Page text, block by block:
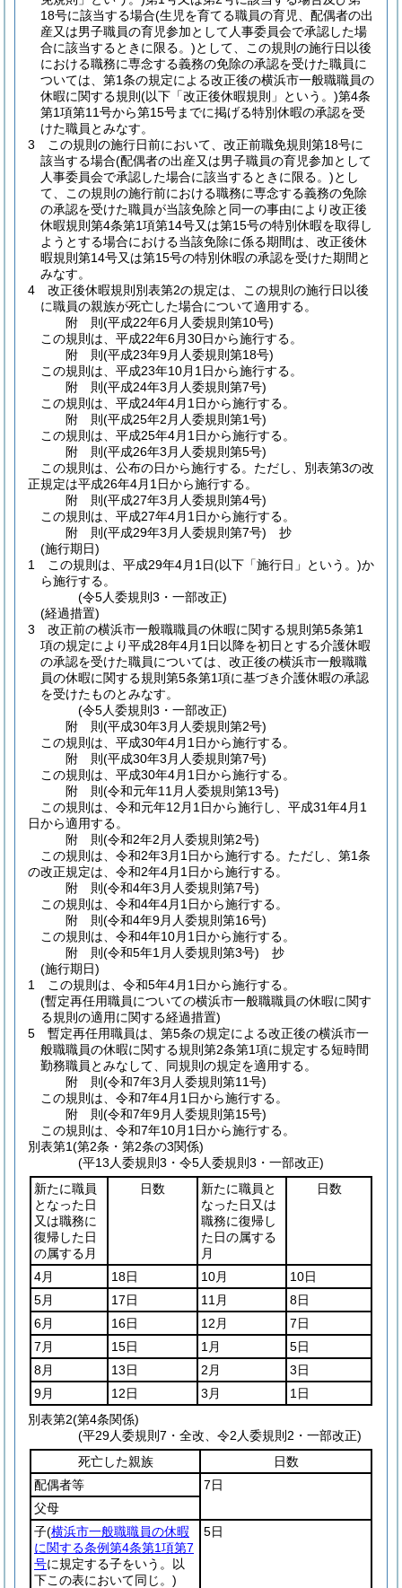
18号に該当する場合(生児を育てる職員の育児、配偶者の出
産又は男子職員の育児参加として人事委員会で承認した場
合に該当するときに限る。)として、この規則の施行日以後
における職務に専念する義務の免除の承認を受けた職員に
ついては、第1条の規定による改正後の横浜市一般職職員の
休暇に関する規則 (以下「改正後休暇規則」という。)第4条
第1項第11号から第15号までに掲げる特別休暇の承認を受
けた職員とみなす。
3
この規則の施行日前において、改正前職免規則第18号に
該当する場合(配偶者の出産又は男子職員の育児参加として
人事委員会で承認した場合に該当するときに限る。)とし
て、この規則の施行前における職務に専念する義務の免除
の承認を受けた職員が当該免除と同一の事由により改正後
休暇規則第4条第1項第14号又は第15号の特別休暇を取得し
ようとする場合における当該免除に係る期間は、改正後休
暇規則第14号又は第15号の特別休暇の承認を受けた期間と
みなす。
4
改正後休暇規則別表第2の規定は、この規則の施行日以後
に職員の親族が死亡した場合について適用する。
附 則(平成22年6月 人委規則第10号)
この規則は、平成22年6月30日から施行する。
附 則(平成23年9月 人委規則第18号)
この規則は、平成23年10月1日から施行する。
附 則(平成24年3月 人委規則第7号)
この規則は、平成24年4月1日から施行する。
附 則(平成25年2月 人委規則第1号)
この規則は、平成25年4月1日から施行する。
附 則(平成26年3月 人委規則第5号)
この規則は、公布の日から施行する。 ただし、別表第3の改
正規定は平成26年4月1日から施行する。
附 則(平成27年3月 人委規則第4号)
この規則は、平成27年4月1日から施行する。
附 則(平成29年3月 人委規則第7号) 抄
(施行期日)
1
この規則は、平成29年4月1日(以下「施行日」という。)か
ら施行する。
(令5人委規則3・一部改正)
(経過措置)
3
改正前の横浜市一般職職員の休暇に関する規則第5条第1
項の規定により平成28年4月1日以降を初日とする介護休暇
の承認を受けた職員については、改正後の横浜市一般職職
員の休暇に関する規則第5条第1項に基づき介護休暇の承認
を受けたものとみなす。
(令5人委規則3・一部改正)
附 則(平成30年3月 人委規則第2号)
この規則は、平成30年4月1日から施行する。
附 則(平成30年3月 人委規則第7号)
この規則は、平成30年4月1日から施行する。
附 則(令和元年11月 人委規則第13号)
この規則は、令和元年12月1日から施行し、平成31年4月1
日から適用する。
附 則(令和2年2月 人委規則第2号)
この規則は、令和2年3月1日から施行する。 ただし、第1条
の改正規定は、令和2年4月1日から施行する。
附 則(令和4年3月 人委規則第7号)
この規則は、令和4年4月1日から施行する。
附 則(令和4年9月 人委規則第16号)
この規則は、令和4年10月1日から施行する。
附 則(令和5年1月 人委規則第3号) 抄
(施行期日)
1
この規則は、令和5年4月1日から施行する。
(暫定再任用職員についての横浜市一般職職員の休暇に関す
る規則の適用に関する経過措置)
5
暫定再任用職員は、第5条の規定による改正後の横浜市一
般職職員の休暇に関する規則第2条第1項に規定する短時間
勤務職員とみなして、同規則の規定を適用する。
附 則(令和7年3月 人委規則第11号)
この規則は、令和7年4月1日から施行する。
附 則(令和7年9月 人委規則第15号)
この規則は、令和7年10月1日から施行する。
別表第1(第2条・第2条の3関係)
(平13人委規則3・令5人委規則3・一部改正)
新たに職員
となった日
又は職務に
復帰した日
の属する月
日数
新たに職員と
なった日又は
職務に復帰し
た日の属する
月
日数
4月 18日 10月
10日
5月
17日 11月
8日
6月
16日 12月
7日
7月
15日 1月
5日
8月
13日 2月
3日
9月
12日 3月
1日
別表第2(第4条関係)
(平29人委規則7・全改、令2人委規則2・一部改正)
死亡した親族
日数
配偶者等
7日
父母
子(横浜市一般職職員の休暇
に関する条例第4条第1項第7
号に規定する子をいう。以
下この表において同じ。)
5日